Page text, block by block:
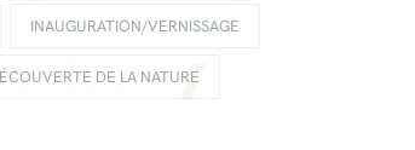
INAUGURATION/VERNISSAGE
DE LA NATURE